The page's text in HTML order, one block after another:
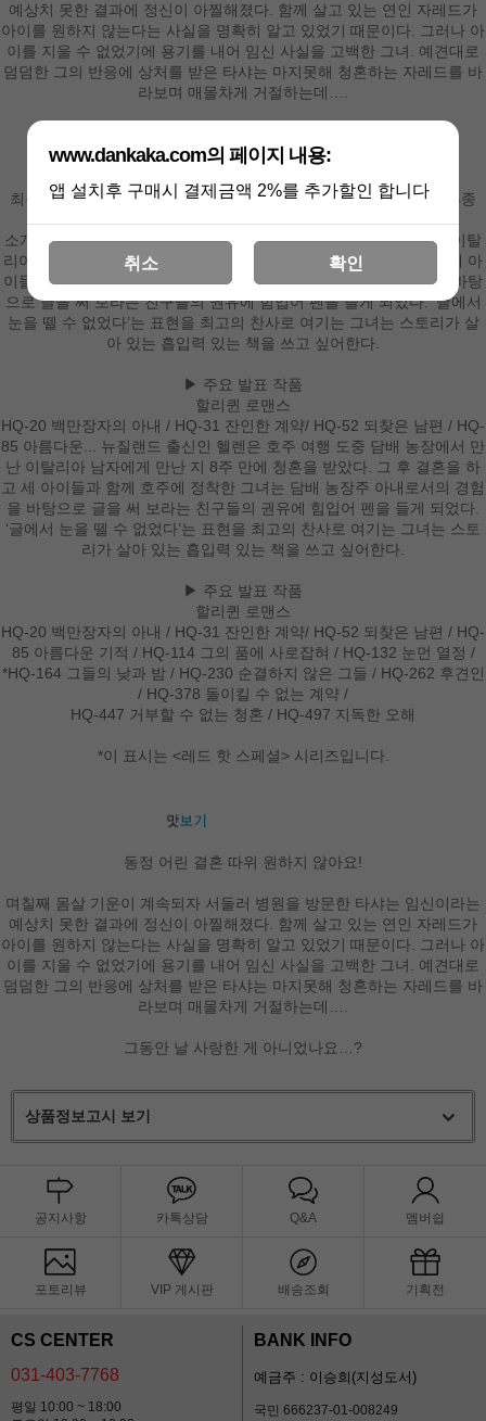
예상치 못한 결과에 정신이 아찔해졌다. 함께 살고 있는 연인 자레드가
아이를 원하지 않는다는 사실을 명확히 알고 있었기 때문이다. 그러나 아
이를 지울 수 없었기에 용기를 내어 임신 사실을 고백한 그녀. 예견대로
덤덤한 그의 반응에 상처를 받은 타샤는 마지못해 청혼하는 자레드를 바
라보며 매몰차게 거절하는데….
최근작 : <프러포즈의 조건>,<격정의 눈빛>,<지독한 오해> … 총 84종
(모두보기)
소개 : 뉴질랜드 출신인 헬렌은 호주 여행 도중 담배 농장에서 만난 이탈
리아 남자에게 만난 지 8주 만에 청혼을 받았다. 그 후 결혼을 하고 세 아
이들과 함께 호주에 정착한 그녀는 담배 농장주 아내로서의 경험을 바탕
으로 글을 써 보라는 친구들의 권유에 힘입어 펜을 들게 되었다. ‘글에서
눈을 뗄 수 없었다’는 표현을 최고의 찬사로 여기는 그녀는 스토리가 살
아 있는 흡입력 있는 책을 쓰고 싶어한다.
▶ 주요 발표 작품
할리퀸 로맨스
HQ-20 백만장자의 아내 / HQ-31 잔인한 계약/ HQ-52 되찾은 남편 / HQ-
85 아름다운... 뉴질랜드 출신인 헬렌은 호주 여행 도중 담배 농장에서 만
난 이탈리아 남자에게 만난 지 8주 만에 청혼을 받았다. 그 후 결혼을 하
고 세 아이들과 함께 호주에 정착한 그녀는 담배 농장주 아내로서의 경험
을 바탕으로 글을 써 보라는 친구들의 권유에 힘입어 펜을 들게 되었다.
‘글에서 눈을 뗄 수 없었다’는 표현을 최고의 찬사로 여기는 그녀는 스토
리가 살아 있는 흡입력 있는 책을 쓰고 싶어한다.
▶ 주요 발표 작품
할리퀸 로맨스
HQ-20 백만장자의 아내 / HQ-31 잔인한 계약/ HQ-52 되찾은 남편 / HQ-
85 아름다운 기적 / HQ-114 그의 품에 사로잡혀 / HQ-132 눈먼 열정 /
*HQ-164 그들의 낮과 밤 / HQ-230 순결하지 않은 그들 / HQ-262 후견인
/ HQ-378 돌이킬 수 없는 계약 /
HQ-447 거부할 수 없는 청혼 / HQ-497 지독한 오해
*이 표시는 <레드 핫 스페셜> 시리즈입니다.
동정 어린 결혼 따위 원하지 않아요!
며칠째 몸살 기운이 계속되자 서둘러 병원을 방문한 타샤는 임신이라는
예상치 못한 결과에 정신이 아찔해졌다. 함께 살고 있는 연인 자레드가
아이를 원하지 않는다는 사실을 명확히 알고 있었기 때문이다. 그러나 아
이를 지울 수 없었기에 용기를 내어 임신 사실을 고백한 그녀. 예견대로
덤덤한 그의 반응에 상처를 받은 타샤는 마지못해 청혼하는 자레드를 바
라보며 매몰차게 거절하는데….
그동안 날 사랑한 게 아니었나요…?
상품정보고시 보기
공지사항 카톡상담 Q&A 멤버쉽
포토리뷰 VIP 게시판 배송조회 기획전
CS CENTER
031-403-7768
평일 10:00 ~ 18:00
BANK INFO
예금주 : 이승희(지성도서)
국민 666237-01-008249
www.dankaka.com의 페이지 내용:
앱 설치후 구매시 결제금액 2%를 추가할인 합니다
취소 확인